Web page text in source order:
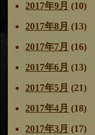
2017年9月 (10)
2017年8月 (13)
2017年7月 (16)
2017年6月 (13)
2017年5月 (21)
2017年4月 (18)
2017年3月 (17)